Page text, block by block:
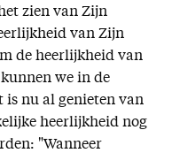
zien van Zijn
van Zijn
de heerlijkheid van
we in de
is nu al genieten van
heerlijkheid nog
"Wanneer